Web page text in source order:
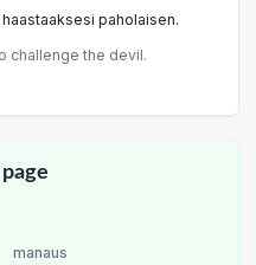
paholaisen.
challenge the devil.
manaus